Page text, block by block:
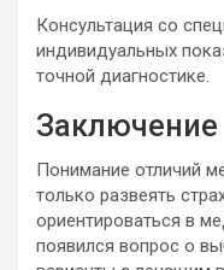
Консультация со
индивидуальных
точной диагностике.
Заключение
Понимание отличий
только развеять
ориентироваться в
появился вопрос о